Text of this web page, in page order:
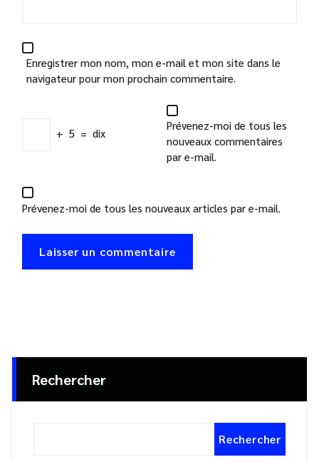
Enregistrer mon nom, mon e-mail et mon site dans le
navigateur pour mon prochain commentaire.
+ 5 = dix
Prévenez-moi de tous les
nouveaux commentaires
par e-mail.
Prévenez-moi de tous les nouveaux articles par e-mail.
Rechercher
Rechercher